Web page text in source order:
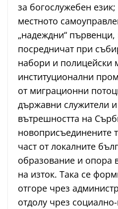
за богослужебен
местното
„надеждни“ първенци,
посредничат при
набори и полицейски
институционални
от миграционни
държавни служители
вътрешността на
новоприсъединените
част от локалните
образование и опора
на изток. Така се
отгоре чрез
отдолу чрез